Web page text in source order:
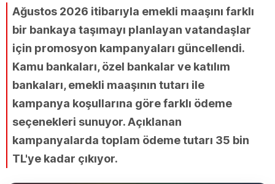
Ağustos 2026 itibarıyla emekli maaşını farklı
bir bankaya taşımayı planlayan vatandaşlar
için promosyon kampanyaları güncellendi.
Kamu bankaları, özel bankalar ve katılım
bankaları, emekli maaşının tutarı ile
kampanya koşullarına göre farklı ödeme
seçenekleri sunuyor. Açıklanan
kampanyalarda toplam ödeme tutarı 35 bin
TL'ye kadar çıkıyor.